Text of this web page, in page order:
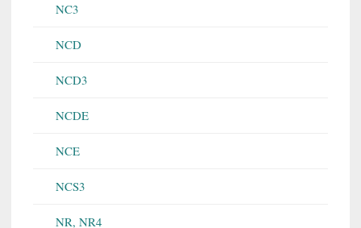
NC3
NCD
NCD3
NCDE
NCE
NCS3
NR, NR4